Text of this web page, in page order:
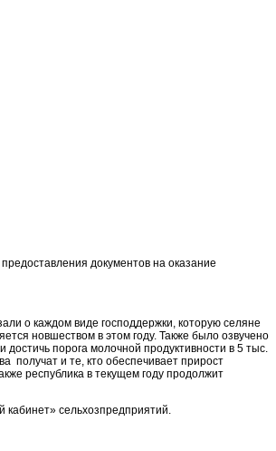
документов на оказание
о каждом виде господдержки, которую селяне
новшеством в этом году. Также было озвучено
порога молочной продуктивности в 5 тыс.
получат и те, кто обеспечивает прирост
республика в текущем году продолжит
сельхозпредприятий.